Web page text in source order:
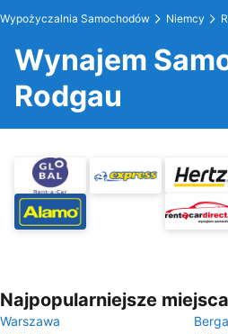
Wypożyczalnia Samochodów Niemcy
Wynajem
Rodgau
Najpopularniejsze
Warszawa